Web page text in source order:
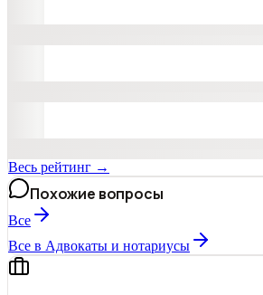
Весь рейтинг →
Похожие вопросы
Все
Все в Адвокаты и нoтариусы